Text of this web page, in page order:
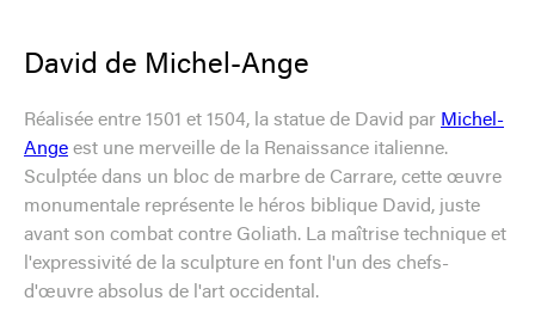
David de Michel-Ange
Réalisée entre 1501 et 1504, la statue de David par Michel-
Ange est une merveille de la Renaissance italienne.
Sculptée dans un bloc de marbre de Carrare, cette œuvre
monumentale représente le héros biblique David, juste
avant son combat contre Goliath. La maîtrise technique et
l'expressivité de la sculpture en font l'un des chefs-
d'œuvre absolus de l'art occidental.